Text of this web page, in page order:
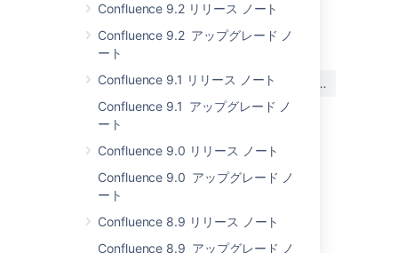
Confluence 9.2 リリース ノート
Confluence 9.2 アップグレード ノ
ート
Confluence 9.1 リリース ノート
Confluence 9.1 アップグレード ノ
ート
Confluence 9.0 リリース ノート
Confluence 9.0 アップグレード ノ
ート
Confluence 8.9 リリース ノート
Confluence 8.9 アップグレード ノ
この内容はお役に立ちました
はい いいえ
Confluence 5.7.5 アップグレード ノート